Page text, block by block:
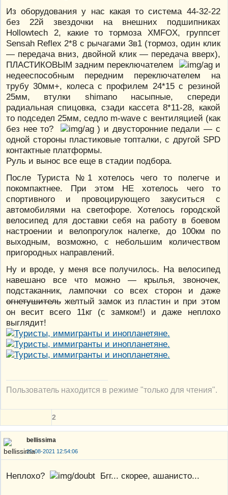
Из оборудования у нас какая то система 44-32-22
без 22й звездочки на внешних подшипниках
Hollowtech 2, какие то тормоза XMFOX, группсет
Sensah Reflex 2*8 с рычагами 3в1 (тормоз, один клик
— передача вниз, двойной клик — передача вверх),
ПЛАСТИКОВЫМ задним переключателем
и
недееспособным передним переключателем на
трубу 30мм+, колеса с профилем 24*15 с резиной
25мм, втулки shimano насыпные, спереди
радиальная спицовка, сзади кассета 8*11-28, какой
то подседел 25мм, седло m-wave с вентиляцией (как
без нее то?
) и двусторонние педали — с
одной стороны пластиковые топталки, с другой SPD
контактные платформы.
Руль и вынос все еще в стадии подбора.
После Туриста №1 хотелось чего то полегче и
покомпактнее. При этом НЕ хотелось чего то
спортивного и провоцирующего закуситься с
автомобилями на светофоре. Хотелось городской
велосипед для доставки себя на работу в боевом
настроении и велопрогулок налегке, до 100км по
выходным, возможно, с небольшим количеством
пригородных направлений.
Ну и вроде, у меня все получилось. На велосипед
навешано все что можно — крылья, звоночек,
подстаканник, лампочки со всех сторон и даже
огнетушитель желтый замок из пластин и при этом
он весит всего 11кг (с замком!) и даже неплохо
выглядит!
Пользователь находится в режиме "только для чтения".
2
bellissima
25-08-2021 12:54:06
Неплохо? Бгг... скорее, ашанисто...